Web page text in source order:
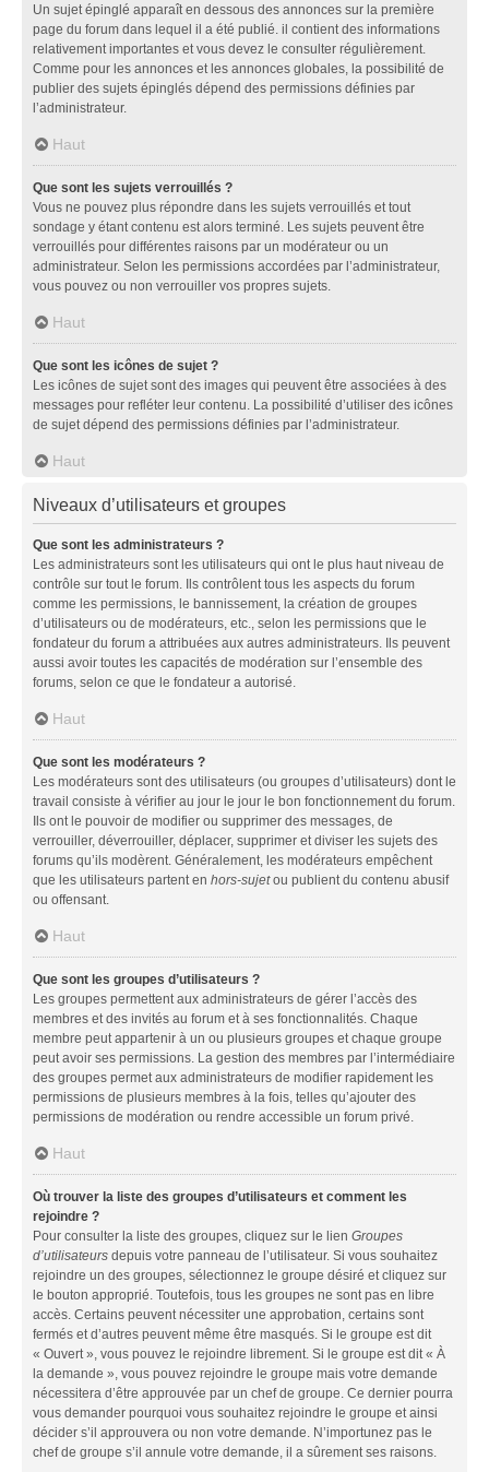
Un sujet épinglé apparaît en dessous des annonces sur la première
page du forum dans lequel il a été publié. il contient des informations
relativement importantes et vous devez le consulter régulièrement.
Comme pour les annonces et les annonces globales, la possibilité de
publier des sujets épinglés dépend des permissions définies par
l’administrateur.
Haut
Que sont les sujets verrouillés ?
Vous ne pouvez plus répondre dans les sujets verrouillés et tout
sondage y étant contenu est alors terminé. Les sujets peuvent être
verrouillés pour différentes raisons par un modérateur ou un
administrateur. Selon les permissions accordées par l’administrateur,
vous pouvez ou non verrouiller vos propres sujets.
Haut
Que sont les icônes de sujet ?
Les icônes de sujet sont des images qui peuvent être associées à des
messages pour refléter leur contenu. La possibilité d’utiliser des icônes
de sujet dépend des permissions définies par l’administrateur.
Haut
Niveaux d’utilisateurs et groupes
Que sont les administrateurs ?
Les administrateurs sont les utilisateurs qui ont le plus haut niveau de
contrôle sur tout le forum. Ils contrôlent tous les aspects du forum
comme les permissions, le bannissement, la création de groupes
d’utilisateurs ou de modérateurs, etc., selon les permissions que le
fondateur du forum a attribuées aux autres administrateurs. Ils peuvent
aussi avoir toutes les capacités de modération sur l’ensemble des
forums, selon ce que le fondateur a autorisé.
Haut
Que sont les modérateurs ?
Les modérateurs sont des utilisateurs (ou groupes d’utilisateurs) dont le
travail consiste à vérifier au jour le jour le bon fonctionnement du forum.
Ils ont le pouvoir de modifier ou supprimer des messages, de
verrouiller, déverrouiller, déplacer, supprimer et diviser les sujets des
forums qu’ils modèrent. Généralement, les modérateurs empêchent
que les utilisateurs partent en hors-sujetou publient du contenu abusif
ou offensant.
Haut
Que sont les groupes d’utilisateurs ?
Les groupes permettent aux administrateurs de gérer l’accès des
membres et des invités au forum et à ses fonctionnalités. Chaque
membre peut appartenir à un ou plusieurs groupes et chaque groupe
peut avoir ses permissions. La gestion des membres par l’intermédiaire
des groupes permet aux administrateurs de modifier rapidement les
permissions de plusieurs membres à la fois, telles qu’ajouter des
permissions de modération ou rendre accessible un forum privé.
Haut
Où trouver la liste des groupes d’utilisateurs et comment les
rejoindre ?
Pour consulter la liste des groupes, cliquez sur le lien Groupes
d’utilisateurs depuis votre panneau de l’utilisateur. Si vous souhaitez
rejoindre un des groupes, sélectionnez le groupe désiré et cliquez sur
le bouton approprié. Toutefois, tous les groupes ne sont pas en libre
accès. Certains peuvent nécessiter une approbation, certains sont
fermés et d’autres peuvent même être masqués. Si le groupe est dit
« Ouvert », vous pouvez le rejoindre librement. Si le groupe est dit « À
la demande », vous pouvez rejoindre le groupe mais votre demande
nécessitera d’être approuvée par un chef de groupe. Ce dernier pourra
vous demander pourquoi vous souhaitez rejoindre le groupe et ainsi
décider s’il approuvera ou non votre demande. N’importunez pas le
chef de groupe s’il annule votre demande, il a sûrement ses raisons.